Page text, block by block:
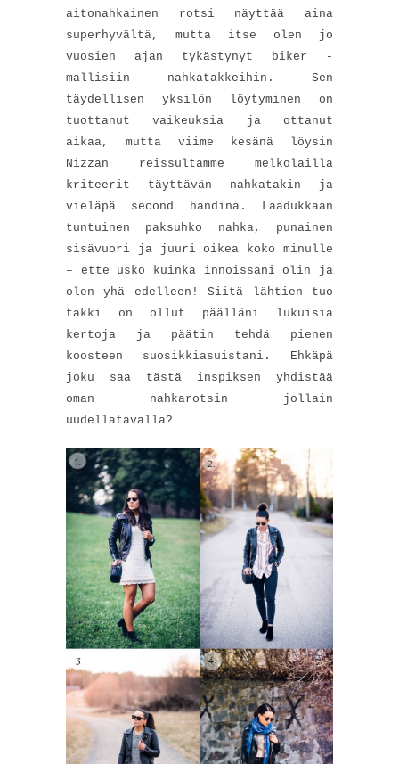
aitonahkainen rotsi näyttää aina
superhyvältä, mutta itse olen jo
vuosien ajan tykästynyt biker -
mallisiin nahkatakkeihin. Sen
täydellisen yksilön löytyminen on
tuottanut vaikeuksia ja ottanut
aikaa, mutta viime kesänä löysin
Nizzan reissultamme melkolailla
kriteerit täyttävän nahkatakin ja
vieläpä second handina. Laadukkaan
tuntuinen paksuhko nahka, punainen
sisävuori ja juuri oikea koko minulle
– ette usko kuinka innoissani olin ja
olen yhä edelleen! Siitä lähtien tuo
takki on ollut päälläni lukuisia
kertoja ja päätin tehdä pienen
koosteen suosikkiasuistani. Ehkäpä
joku saa tästä inspiksen yhdistää
oman nahkarotsin jollain
uudellatavalla?